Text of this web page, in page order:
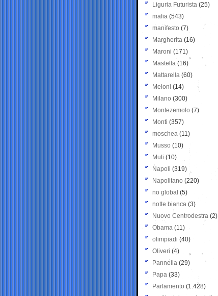
Liguria Futurista (25)
mafia (543)
manifesto (7)
Margherita (16)
Maroni (171)
Mastella (16)
Mattarella (60)
Meloni (14)
Milano (300)
Montezemolo (7)
Monti (357)
moschea (11)
Musso (10)
Muti (10)
Napoli (319)
Napolitano (220)
no global (5)
notte bianca (3)
Nuovo Centrodestra (2)
Obama (11)
olimpiadi (40)
Oliveri (4)
Pannella (29)
Papa (33)
Parlamento (1.428)